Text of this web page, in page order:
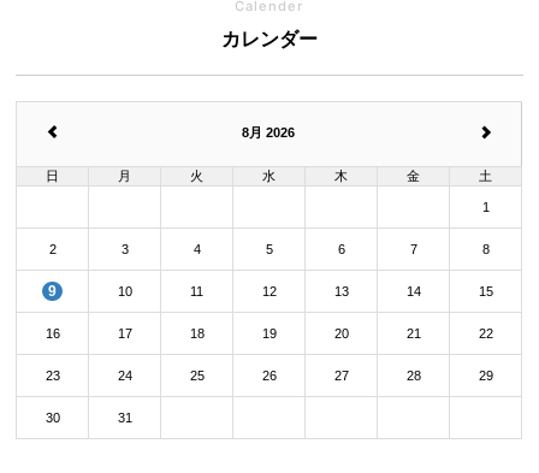
Calender
カレンダー
8月 2026
日 月 火 水 木 金 土
1
2 3 4 5 6 7 8
9 10 11 12 13 14 15
16 17 18 19 20 21 22
23 24 25 26 27 28 29
30 31